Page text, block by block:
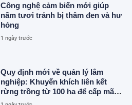
Công nghệ cảm biến mới giúp
nấm tươi tránh bị thâm đen và hư
hỏng
1 ngày trước
Quy định mới về quản lý lâm
nghiệp: Khuyến khích liên kết
rừng trồng từ 100 ha để cấp mã
số